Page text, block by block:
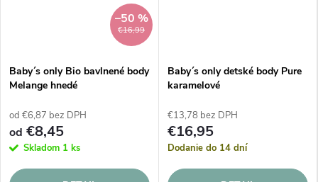
€16,99
–50 %
Baby´s only Bio bavlnené body
Melange hnedé
od €6,87 bez DPH
od €8,45
Skladom 1 ks
Baby´s only detské body Pure
karamelové
€13,78 bez DPH
€16,95
Dodanie do 14 dní